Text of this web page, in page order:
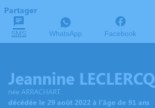
Partager
SMS WhatsApp Facebook
Jeannine LECLERCQ
née ARRACHART
décédée le 29 août 2022 à l'âge de 91 ans